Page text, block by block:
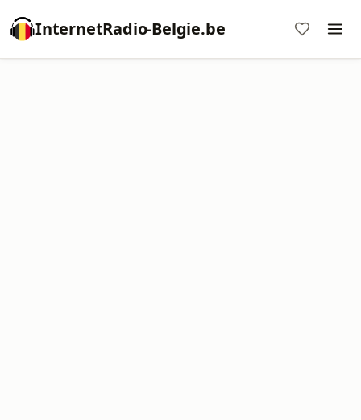
InternetRadio-Belgie.be